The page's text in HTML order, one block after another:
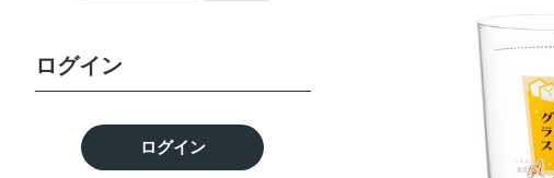
ログイン
ログイン